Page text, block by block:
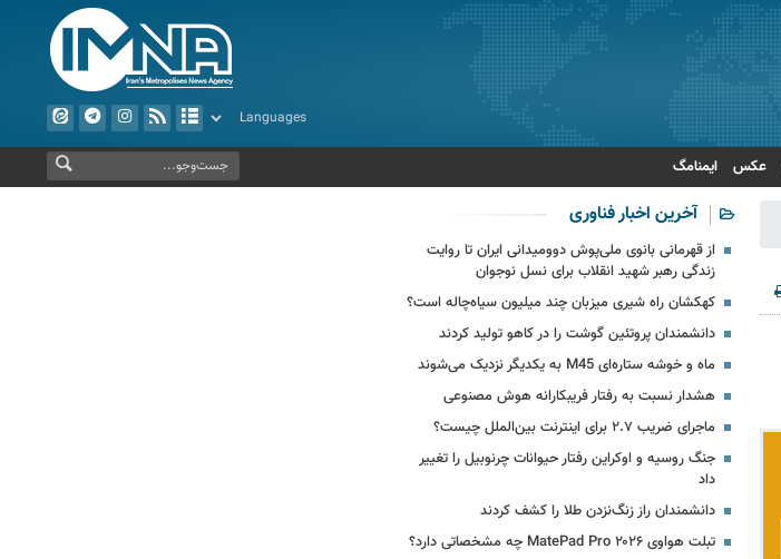
عکس ایمنامگ
آخرین اخبار فناوری
از قهرمانی بانوی ملی‌پوش دوومیدانی ایران تا روایت
زندگی رهبر شهید انقلاب برای نسل نوجوان
کهکشان راه شیری میزبان چند میلیون سیاه‌چاله است؟
دانشمندان پروتئین گوشت را در کاهو تولید کردند
ماه و خوشه ستاره‌ای M45 به یکدیگر نزدیک می‏‌شوند
هشدار نسبت به رفتار فریبکارانه هوش مصنوعی
ماجرای ضریب ۲.۷ برای اینترنت بین‌الملل چیست؟
جنگ روسیه و اوکراین رفتار حیوانات چرنوبیل را تغییر
داد
دانشمندان راز زنگ‌نزدن طلا را کشف کردند
تبلت هواوی MatePad Pro ۲۰۲۶ چه مشخصاتی دارد؟